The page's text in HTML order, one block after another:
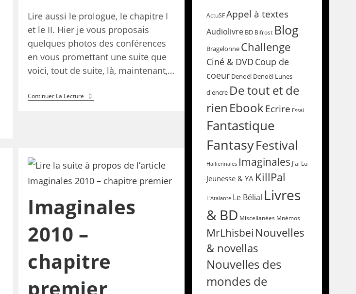
Lire aussi le prologue, le chapitre I
et le II. Hier je vous proposais
quelques photos des conférences
en vous promettant une suite que
voici, tout de suite, là, maintenant,…
Continuer La Lecture
Imaginales
2010 –
chapitre
premier
ActuSF Appel à textes
Audiolivre BD Bifrost Blog
Bragelonne Challenge
Ciné & DVD Coup de
coeur Denoël Denoël Lunes
d'encre De tout et de
rien EbookEcrire Essai
Fantastique
FantasyFestival
Halliennales Imaginales J'ai Lu
Jeunesse & YA KillPal
L'Atalante Le Bélial Livres
& BD Miscellanées Mnémos
MrLhisbei Nouvelles
& novellas
Nouvelles des
mondes de